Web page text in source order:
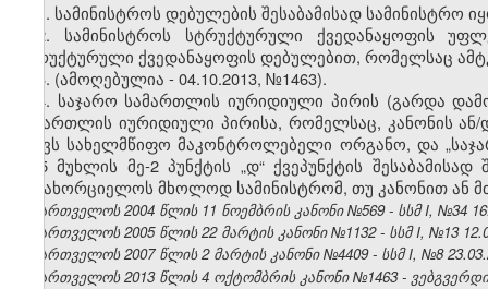
1. სამინისტროს დებულების შესაბამისად
2. სამინისტროს სტრუქტურული ქვედანაყოფის
სტრუქტურული ქვედანაყოფის დებულებით, რომელსაც
3. (ამოღებულია - 04.10.2013, №1463).
4. საჯარო სამართლის იურიდიული პირის (გარდა
სამართლის იურიდიული პირისა, რომელსაც, კანონის
ჰყავს სახელმწიფო მაკონტროლებელი ორგანო, და
მე-5 მუხლის მე-2 პუნქტის „დ“ ქვეპუნქტის
განახორციელოს მხოლოდ სამინისტრომ, თუ კანონით ან
საქართველოს 2004 წლის 11 ნოემბრის კანონი №569 - სსმ I, №34
საქართველოს 2005 წლის 22 მარტის კანონი №1132 - სსმ I, №13
საქართველოს 2007 წლის 2 მარტის კანონი №4409 - სსმ I, №8
საქართველოს 2013 წლის 4 ოქტომბრის კანონი №1463 -